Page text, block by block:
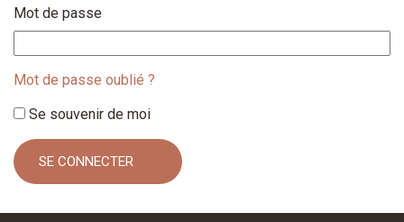
Mot de passe
Mot de passe oublié ?
Se souvenir de moi